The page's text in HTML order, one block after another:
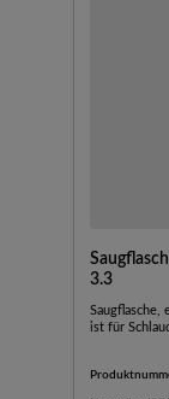
3.3
Saugflasche,
ist für